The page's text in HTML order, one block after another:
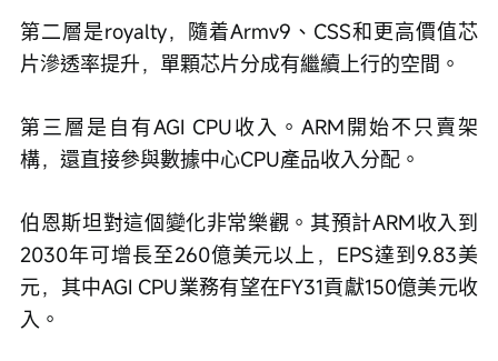
第二層是royalty，隨着Armv9、CSS和更高價值芯
片滲透率提升，單顆芯片分成有繼續上行的空間。
第三層是自有AGI CPU收入。ARM開始不只賣架
構，還直接參與數據中心CPU產品收入分配。
伯恩斯坦對這個變化非常樂觀。其預計ARM收入到
2030年可增長至260億美元以上，EPS達到9.83美
元，其中AGI CPU業務有望在FY31貢獻150億美元收
入。